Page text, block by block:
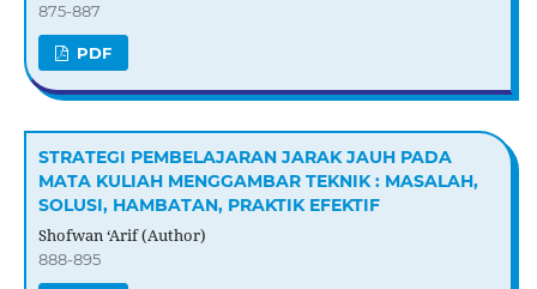
875-887
PDF
STRATEGI PEMBELAJARAN JARAK JAUH PADA
MATA KULIAH MENGGAMBAR TEKNIK : MASALAH,
SOLUSI, HAMBATAN, PRAKTIK EFEKTIF
Shofwan ‘Arif (Author)
888-895